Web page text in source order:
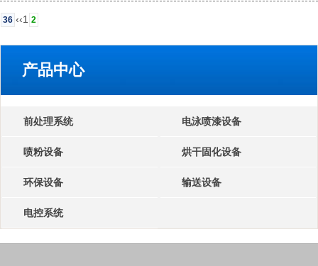
36 ‹‹1 2
产品中心
前处理系统 电泳喷漆设备
喷粉设备 烘干固化设备
环保设备 输送设备
电控系统